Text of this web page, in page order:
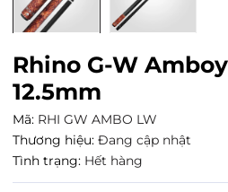
Rhino G-W
12.5mm
Mã: RHI GW AMBO LW
Thương hiệu: Đang cập nhật
Tình trạng: Hết hàng